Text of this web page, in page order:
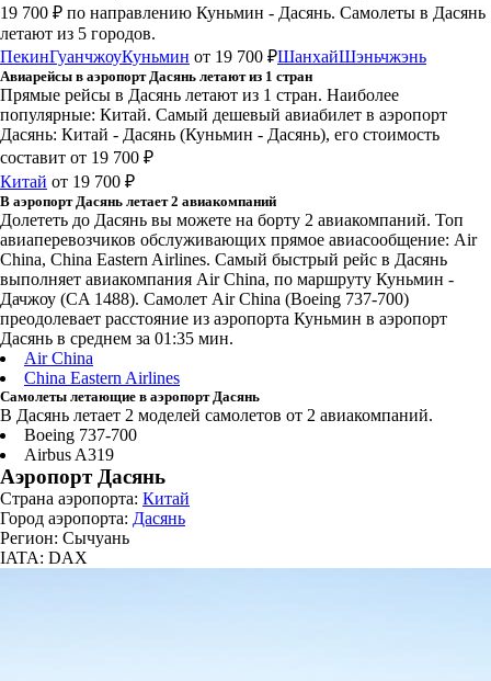
19 700 ₽ по направлению Куньмин - Дасянь. Самолеты в Дасянь
летают из 5 городов.
ПекинГуанчжоуКуньмин от 19 700 ₽ШанхайШэньчжэнь
Авиарейсы в аэропорт Дасянь летают из 1 стран
Прямые рейсы в Дасянь летают из 1 стран. Наиболее
популярные: Китай. Самый дешевый авиабилет в аэропорт
Дасянь: Китай - Дасянь (Куньмин - Дасянь), его стоимость
составит от 19 700 ₽
Китай от 19 700 ₽
В аэропорт Дасянь летает 2 авиакомпаний
Долететь до Дасянь вы можете на борту 2 авиакомпаний. Топ
авиаперевозчиков обслуживающих прямое авиасообщение: Air
China, China Eastern Airlines. Самый быстрый рейс в Дасянь
выполняет авиакомпания Air China, по маршруту Куньмин -
Дачжоу (CA 1488). Самолет Air China (Boeing 737-700)
преодолевает расстояние из аэропорта Куньмин в аэропорт
Дасянь в среднем за 01:35 мин.
Air China
China Eastern Airlines
Самолеты летающие в аэропорт Дасянь
В Дасянь летает 2 моделей самолетов от 2 авиакомпаний.
Boeing 737-700
Airbus A319
Аэропорт Дасянь
Страна аэропорта: Китай
Город аэропорта: Дасянь
Регион: Сычуань
IATA: DAX